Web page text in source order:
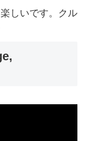
しいです。クル